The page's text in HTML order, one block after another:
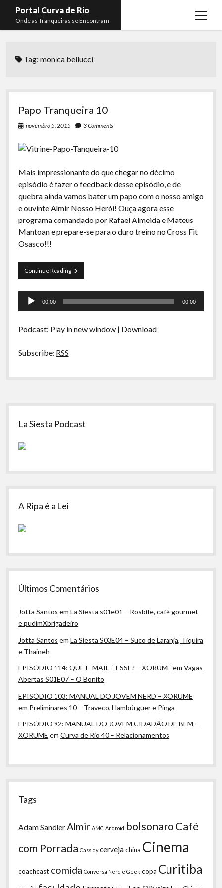
Portal Curva de Rio
Onde as Tranqueiras se Encontram
open
menu
Curva de Rio
Komos
Boca do Lixo
Rachão na Beira do RIo
Arquivo CDR
Papo Tranqueira
A Ripa É a Lei
Especiais
Preliminares
Membros
Mateus Mantoan
Rafael Almeida
Tag:monica bellucci
Papo Tranqueira 10
novembro 5, 2015 3 Comments
Mais impressionante do que chegar no décimo
episódio é fazer o feedback desse episódio, e de
quebra ainda vamos bater um papo com o nosso amigo
e ouvinte Almir Nosso Herói! Ouça agora esse
programa comandado por Rafael Almeida e Mateus
Mantoan e prepare-se para o duro treino no Cross Fit
Osasco!!!
Continue ReadingPapo
Tranqueira
Tocador
00:00 00:00
Podcast: Play in new window| Download
Subscribe: RSS
Sidebar
La Siesta Podcast
A Ripa é a Lei
Últimos Comentários
Jotta Santos emLa Siesta s01e01 – Rosbife, café gourmet
e pudimXbrigadeiro
Jotta Santos emLa Siesta S03E04 – Suco de Laranja, Tiquira
e Thaineh
EPISÓDIO 114: QUE E-MAIL É ESSE? – XORUME emVagas
Abertas S01E07 – O Bonito
EPISÓDIO 103: MANUAL DO JOVEM NERD – XORUME
em Preliminares 10 – Traveco, Hambúrguer e Pinga
EPISÓDIO 92: MANUAL DO JOVEM CIDADÃO DE BEM –
XORUME emCurva de Rio 40 – Relacionamentos
Tags
Adam Sandler Almir AMC Android bolsonaroCafé
com Porrada Cassidy cervejachina Cinema
coachcast comida Conversa Nerd e Geek copa Curitiba